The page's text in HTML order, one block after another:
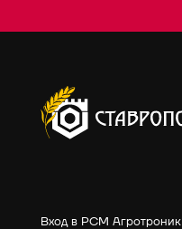
Вход в РСМ Агротроник